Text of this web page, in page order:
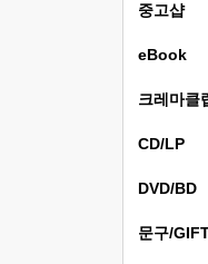
중고샵
eBook
크레마클
CD/LP
DVD/BD
문구/